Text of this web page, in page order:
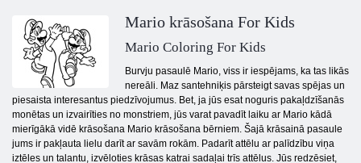
Mario krāsošana For Kids
Mario Coloring For Kids
Burvju pasaulē Mario, viss ir iespējams, ka tas likās
nereāli. Maz santehniķis pārsteigt savas spējas un
piesaista interesantus piedzīvojumus. Bet, ja jūs esat noguris pakaļdzīšanās
monētas un izvairīties no monstriem, jūs varat pavadīt laiku ar Mario kādā
mierīgākā vidē krāsošana Mario krāsošana bērniem. Šajā krāsainā pasaule
jums ir pakļauta lielu darīt ar savām rokām. Padarīt attēlu ar palīdzību viņa
iztēles un talantu, izvēloties krāsas katrai sadaļai trīs attēlus. Jūs redzēsiet,